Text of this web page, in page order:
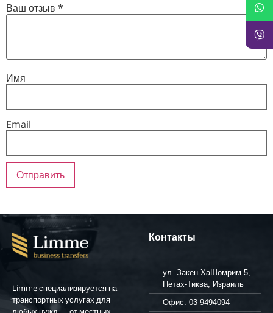
Ваш отзыв *
Имя
Email
Limme специализируется на
транспортных услугах для
Контакты
ул. Закен ХаШомрим 5,
Петах-Тиква, Израиль
Офис: 03-9494094